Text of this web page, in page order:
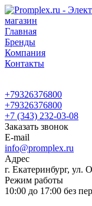
Главная
Бренды
Компания
Контакты
+79326376800
+79326376800
+7 (343) 232-03-08
Заказать звонок
E-mail
info@promplex.ru
Адрес
г. Екатеринбург, ул.
Режим работы
10:00 до 17:00 без